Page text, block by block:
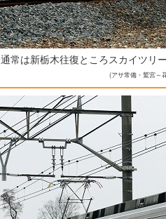
通常は新栃木往復ところスカイツリ
(アサ常備・鷲宮～